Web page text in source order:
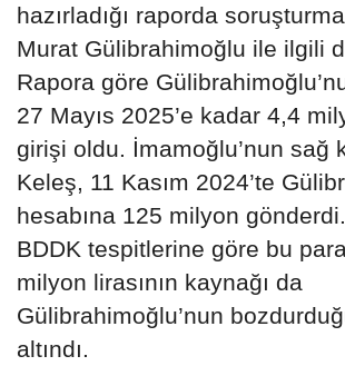
hazırladığı raporda
Murat Gülibrahimoğlu ile ilgili
Rapora göre
27 Mayıs 2025’e kadar 4,4
girişi oldu. İmamoğlu’nun sağ
Keleş, 11 Kasım 2024’te
hesabına 125 milyon
BDDK tespitlerine göre bu
milyon lirasının kaynağı da
Gülibrahimoğlu’nun
altındı.